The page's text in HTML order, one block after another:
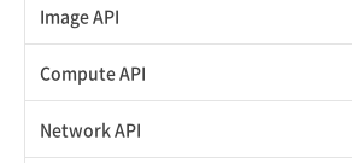
スナップショット一覧取得
スナップショット作成
スナップショット削除
Image API
ISOイメージアップロード
ISOイメージ作成
Compute API
ISOイメージ挿入/排出
Network API